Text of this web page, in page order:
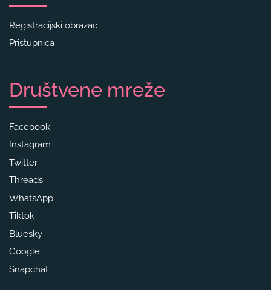
Registracijski obrazac
Pristupnica
Društvene mreže
Facebook
Instagram
Twitter
Threads
WhatsApp
Tiktok
Bluesky
Google
Snapchat